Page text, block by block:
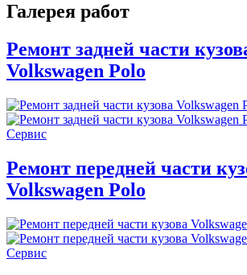
Галерея работ
Ремонт задней части
Volkswagen Polo
Ремонт передней части
Volkswagen Polo